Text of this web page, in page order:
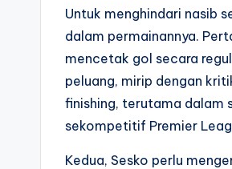
Untuk menghindari nasib
dalam permainannya.
mencetak gol secara
peluang, mirip dengan
finishing, terutama dalam
sekompetitif Premier
Kedua, Sesko perlu